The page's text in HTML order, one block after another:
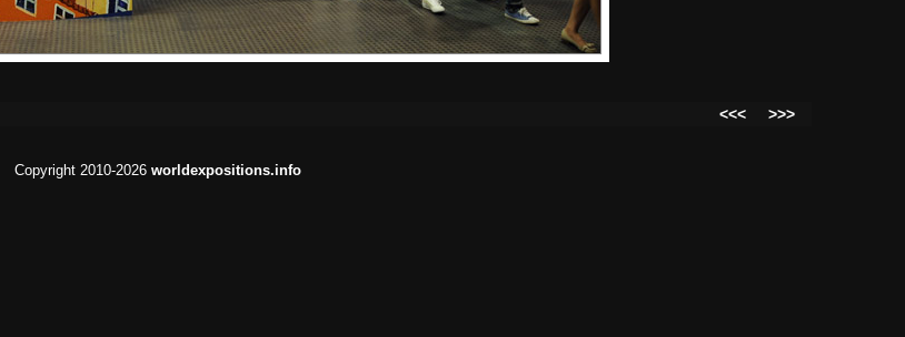
<<<
>>>
Copyright 2010-2026 worldexpositions.info